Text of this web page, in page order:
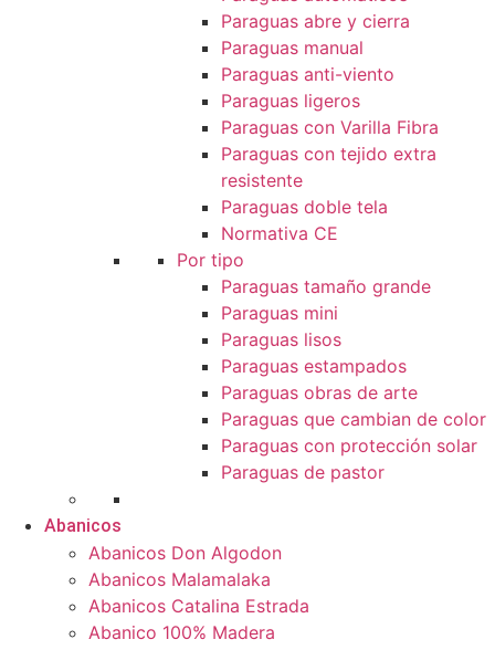
Paraguas abre y cierra
Paraguas manual
Paraguas anti-viento
Paraguas ligeros
Paraguas con Varilla Fibra
Paraguas con tejido extra
resistente
Paraguas doble tela
Normativa CE
Por tipo
Paraguas tamaño grande
Paraguas mini
Paraguas lisos
Paraguas estampados
Paraguas obras de arte
Paraguas que cambian de color
Paraguas con protección solar
Paraguas de pastor
Abanicos
Abanicos Don Algodon
Abanicos Malamalaka
Abanicos Catalina Estrada
Abanico 100% Madera